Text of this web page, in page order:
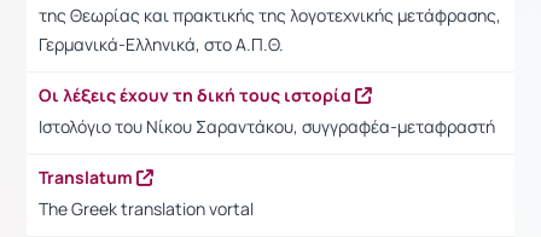
της Θεωρίας και πρακτικής της λογοτεχνικής μετάφρασης,
Γερμανικά-Ελληνικά, στο Α.Π.Θ.
Οι λέξεις έχουν τη δική τους ιστορία
Ιστολόγιο του Νίκου Σαραντάκου, συγγραφέα-μεταφραστή
Translatum
The Greek translation vortal